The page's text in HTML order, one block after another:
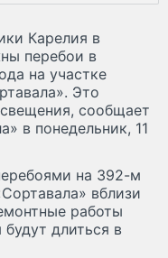
Карелия в
перебои в
на участке
Это
сообщает
в понедельник, 11
на 392-м
вблизи
работы
длиться в